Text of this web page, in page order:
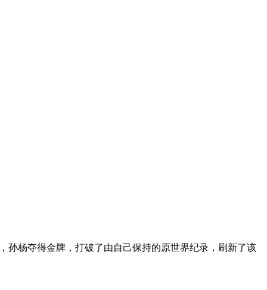
孙杨夺得金牌，打破了由自己保持的原世界纪录，刷新了该